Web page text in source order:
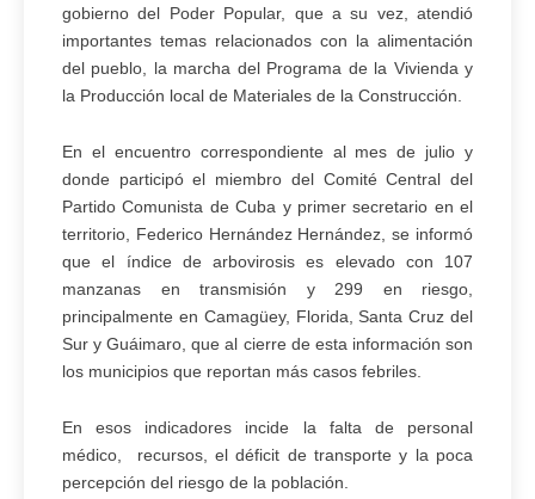
gobierno del Poder Popular, que a su vez, atendió
importantes temas relacionados con la alimentación
del pueblo, la marcha del Programa de la Vivienda y
la Producción local de Materiales de la Construcción.
En el encuentro correspondiente al mes de julio y
donde participó el miembro del Comité Central del
Partido Comunista de Cuba y primer secretario en el
territorio, Federico Hernández Hernández, se informó
que el índice de arbovirosis es elevado con 107
manzanas en transmisión y 299 en riesgo,
principalmente en Camagüey, Florida, Santa Cruz del
Sur y Guáimaro, que al cierre de esta información son
los municipios que reportan más casos febriles.
En esos indicadores incide la falta de personal
médico, recursos, el déficit de transporte y la poca
percepción del riesgo de la población.